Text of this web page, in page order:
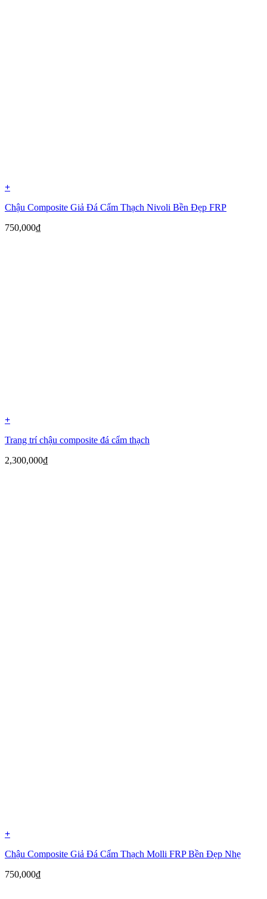
+
Chậu Composite Giả Đá Cẩm Thạch Nivoli Bền Đẹp FRP
750,000₫
+
Trang trí chậu composite đá cẩm thạch
2,300,000₫
+
Chậu Composite Giả Đá Cẩm Thạch Molli FRP Bền Đẹp Nhẹ
750,000₫